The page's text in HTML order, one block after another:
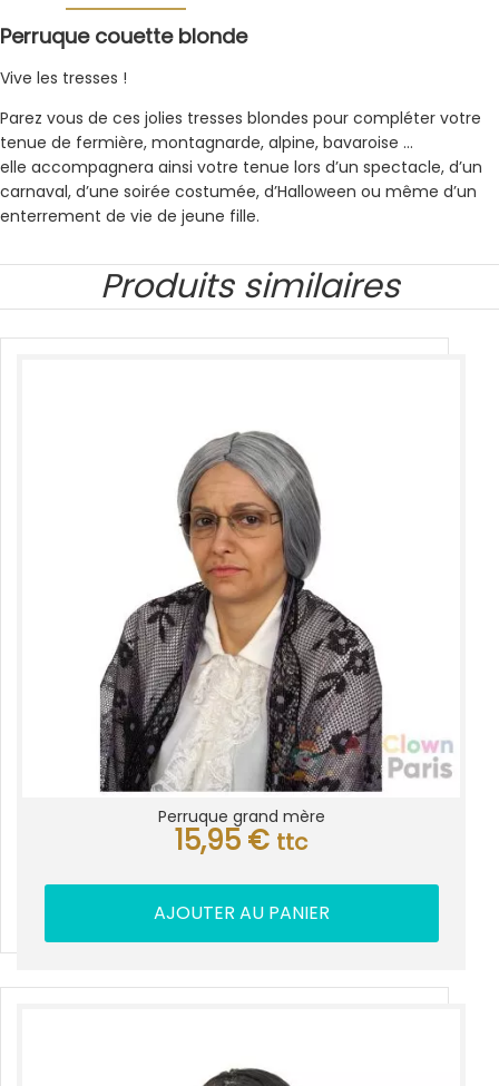
Perruque couette blonde
Vive les tresses !
Parez vous de ces jolies tresses blondes pour compléter votre
tenue de fermière, montagnarde, alpine, bavaroise …
elle accompagnera ainsi votre tenue lors d’un spectacle, d’un
carnaval, d’une soirée costumée, d’Halloween ou même d’un
enterrement de vie de jeune fille.
Produits similaires
Perruque grand mère
15,95 € ttc
AJOUTER AU PANIER